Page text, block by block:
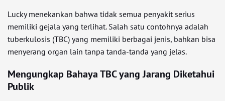
Lucky menekankan bahwa tidak semua penyakit serius
memiliki gejala yang terlihat. Salah satu contohnya adalah
tuberkulosis (TBC) yang memiliki berbagai jenis, bahkan bisa
menyerang organ lain tanpa tanda-tanda yang jelas.
Mengungkap Bahaya TBC yang Jarang Diketahui
Publik